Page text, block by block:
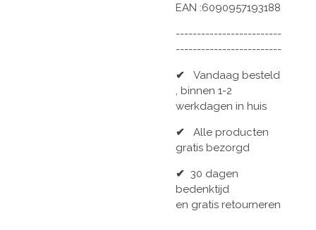
EAN :6090957193188
-------------------------
-------------------------
✔
Vandaag besteld
, binnen 1-2
werkdagen in huis
✔
Alle producten
gratis bezorgd
✔ 30 dagen
bedenktijd
en gratis retourneren